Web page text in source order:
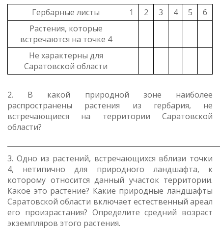
Гербарные листы
1 2 3 4 5
6
Растения, которые
встречаются на точке 4
Не характерны для
Саратовской области
2. В какой природной зоне наиболее
распространены растения из гербария, не
встречающиеся на территории Саратовской
области?
3. Одно из растений, встречающихся вблизи точки
4, нетипично для природного ландшафта, к
которому относится данный участок территории.
Какое это растение? Какие природные ландшафты
Саратовской области включает естественный ареал
его произрастания? Определите средний возраст
экземпляров этого растения.